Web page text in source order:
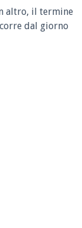
altro, il termine
dal giorno